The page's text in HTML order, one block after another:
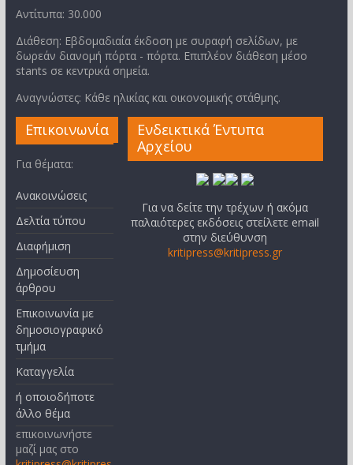
Αντίτυπα: 30.000
Διάθεση: Εβδομαδιαία έκδοση με συραφή σελίδων, με
δωρεάν διανομή πόρτα - πόρτα. Επιπλέον διάθεση μέσο
stants σε κεντρικά σημεία.
Αναγνώστες: Κάθε ηλικίας και οικονομικής στάθμης.
Επικοινωνία
Για θέματα:
Ανακοινώσεις
Δελτία τύπου
Διαφήμιση
Δημοσίευση
άρθρου
Επικοινωνία με
δημοσιογραφικό
τμήμα
Καταγγελία
ή οποιοδήποτε
άλλο θέμα
επικοινωνήστε
μαζί μας στο
Ενδεικτικά Έντυπα
Αρχείου
Για να δείτε την τρέχων ή ακόμα
παλαιότερες εκδόσεις στείλετε email
στην διεύθυνση
kritipress@kritipress.gr